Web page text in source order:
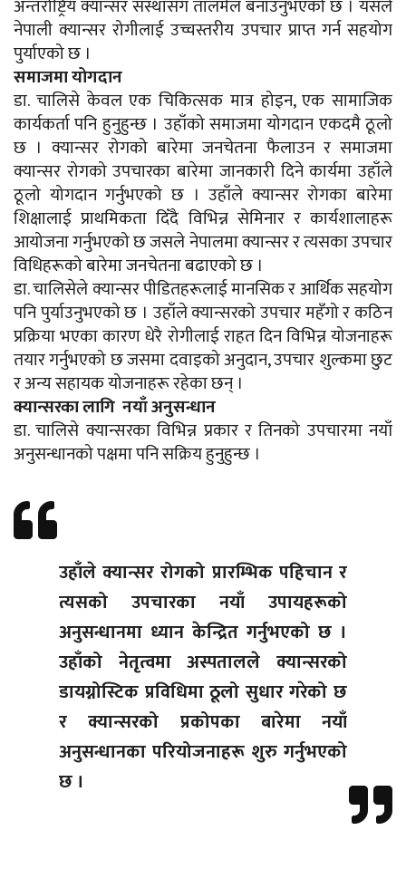
अन्तर्राष्ट्रिय क्यान्सर संस्थासँग तालमेल बनाउनुभएको छ । यसले
नेपाली क्यान्सर रोगीलाई उच्चस्तरीय उपचार प्राप्त गर्न सहयोग
पुर्याएको छ ।
समाजमा योगदान
डा. चालिसे केवल एक चिकित्सक मात्र होइन, एक सामाजिक
कार्यकर्ता पनि हुनुहुन्छ । उहाँको समाजमा योगदान एकदमै ठूलो
छ । क्यान्सर रोगको बारेमा जनचेतना फैलाउन र समाजमा
क्यान्सर रोगको उपचारका बारेमा जानकारी दिने कार्यमा उहाँले
ठूलो योगदान गर्नुभएको छ । उहाँले क्यान्सर रोगका बारेमा
शिक्षालाई प्राथमिकता दिँदै विभिन्न सेमिनार र कार्यशालाहरू
आयोजना गर्नुभएको छ जसले नेपालमा क्यान्सर र त्यसका उपचार
विधिहरूको बारेमा जनचेतना बढाएको छ ।
डा. चालिसेले क्यान्सर पीडितहरूलाई मानसिक र आर्थिक सहयोग
पनि पुर्याउनुभएको छ । उहाँले क्यान्सरको उपचार महँगो र कठिन
प्रक्रिया भएका कारण धेरै रोगीलाई राहत दिन विभिन्न योजनाहरू
तयार गर्नुभएको छ जसमा दवाइको अनुदान, उपचार शुल्कमा छुट
र अन्य सहायक योजनाहरू रहेका छन् ।
क्यान्सरका लागि नयाँ अनुसन्धान
डा. चालिसे क्यान्सरका विभिन्न प्रकार र तिनको उपचारमा नयाँ
अनुसन्धानको पक्षमा पनि सक्रिय हुनुहुन्छ ।
उहाँले क्यान्सर रोगको प्रारम्भिक पहिचान र
त्यसको उपचारका नयाँ उपायहरूको
अनुसन्धानमा ध्यान केन्द्रित गर्नुभएको छ ।
उहाँको नेतृत्वमा अस्पतालले क्यान्सरको
डायग्नोस्टिक प्रविधिमा ठूलो सुधार गरेको छ
र क्यान्सरको प्रकोपका बारेमा नयाँ
अनुसन्धानका परियोजनाहरू शुरु गर्नुभएको
छ ।